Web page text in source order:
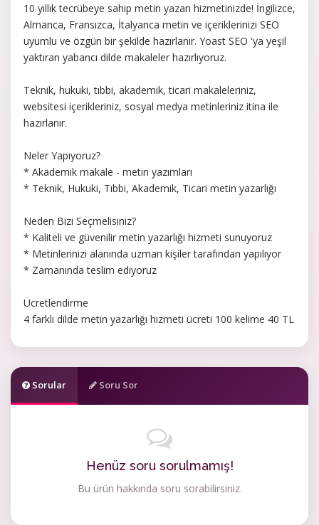
10 yıllık tecrübeye sahip metin yazarı hizmetinizde! İngilizce,
Almanca, Fransızca, İtalyanca metin ve içeriklerinizi SEO
uyumlu ve özgün bir şekilde hazırlanır. Yoast SEO 'ya yeşil
yaktıran yabancı dilde makaleler hazırlıyoruz.
Teknik, hukuki, tıbbi, akademik, ticari makaleleriniz,
websitesi içerikleriniz, sosyal medya metinleriniz itina ile
hazırlanır.
Neler Yapıyoruz?
* Akademik makale - metin yazımları
* Teknik, Hukuki, Tıbbi, Akademik, Ticari metin yazarlığı
Neden Bizi Seçmelisiniz?
* Kaliteli ve güvenilir metin yazarlığı hizmeti sunuyoruz
* Metinlerinizi alanında uzman kişiler tarafından yapılıyor
* Zamanında teslim ediyoruz
Ücretlendirme
4 farklı dilde metin yazarlığı hizmeti ücreti 100 kelime 40 TL
Sorular Soru Sor
Henüz soru sorulmamış!
Bu ürün hakkında soru sorabilirsiniz.